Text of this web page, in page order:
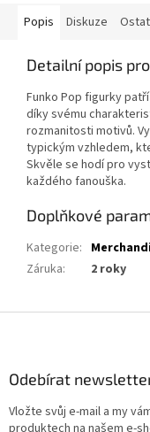
Popis Diskuze
Detailní popis
Funko Pop figurky
díky svému
rozmanitosti motivů.
typickým vzhledem,
Skvěle se hodí pro
každého fanouška.
Doplňkové
Kategorie:
Záruka: 2 roky
Odebírat
Vložte svůj e-mail a my